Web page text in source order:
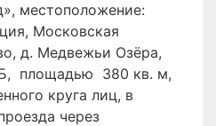
местоположение:
Московская
д. Медвежьи Озёра,
площадью 380 кв. м,
круга лиц, в
через